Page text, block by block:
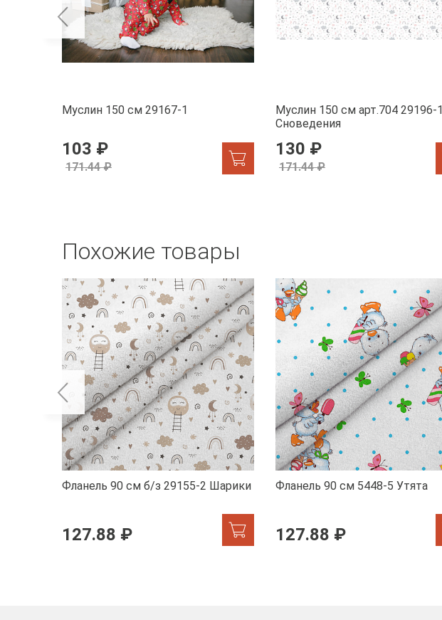
Муслин 150 см 29167-1
103 ₽
171.44 ₽
Муслин 150 см арт.704 29196-1
Сноведения
130 ₽
171.44 ₽
Похожие товары
Фланель 90 см б/з 29155-2 Шарики
127.88 ₽
Фланель 90 см 5448-5 Утята
127.88 ₽